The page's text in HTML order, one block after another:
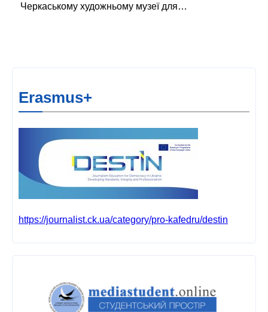
Черкаському художньому музеї для…
Erasmus+
https://journalist.ck.ua/category/pro-kafedru/destin